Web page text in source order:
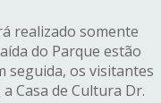
realizado somente
do Parque estão
seguida, os visitantes
Casa de Cultura Dr.